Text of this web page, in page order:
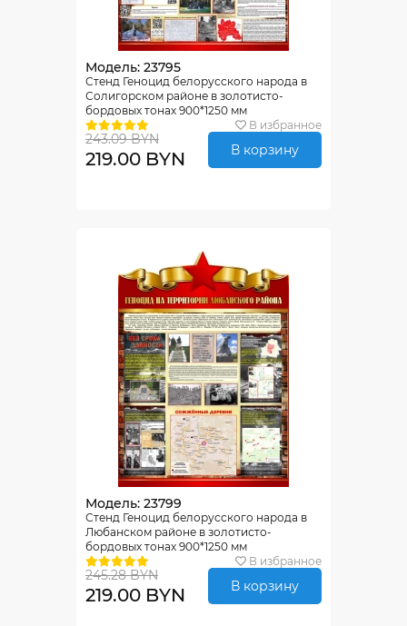
Модель: 23795
Стенд Геноцид белорусского народа в
Солигорском районе в золотисто-
бордовых тонах 900*1250 мм
В избранное
243.09 BYN
219.00 BYN В корзину
Модель: 23799
Стенд Геноцид белорусского народа в
Любанском районе в золотисто-
бордовых тонах 900*1250 мм
В избранное
245.28 BYN
219.00 BYN В корзину